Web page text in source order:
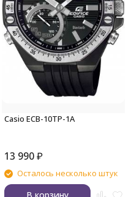
Casio ECB-10TP-1A
13 990 ₽
Осталось несколько штук